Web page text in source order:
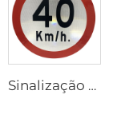
Sinalização Refletiva Personalizada de Preço Barato para Segurança no Trânsito